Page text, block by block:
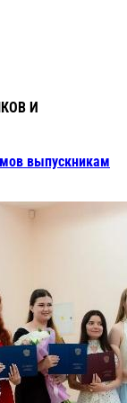
И
выпускникам